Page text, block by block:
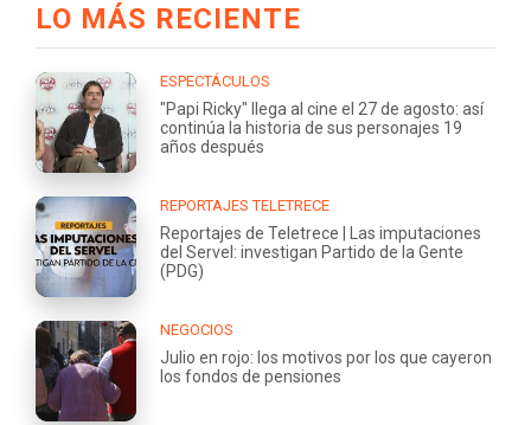
LO MÁS RECIENTE
ESPECTÁCULOS
"Papi Ricky" llega al cine el 27 de agosto: así
continúa la historia de sus personajes 19
años después
REPORTAJES TELETRECE
Reportajes de Teletrece | Las imputaciones
del Servel: investigan Partido de la Gente
(PDG)
NEGOCIOS
Julio en rojo: los motivos por los que cayeron
los fondos de pensiones